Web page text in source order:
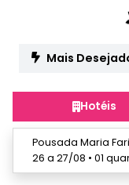
Mais
Hotéis
Pousada Maria
26 a 27/08 • 01